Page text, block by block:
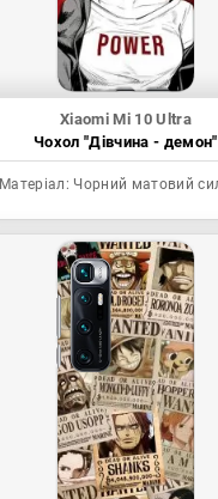
Xiaomi Mi 10 Ultra
Чохол "Дівчина - демон"
Матеріал: Чорний матовий